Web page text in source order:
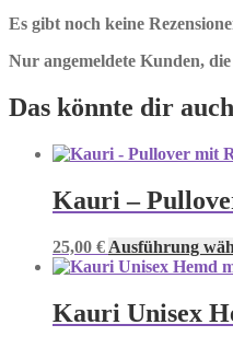
Es gibt noch keine
Nur angemeldete Kunden,
Das könnte dir
Kauri –
25,00 € Ausführung
Kauri Unisex